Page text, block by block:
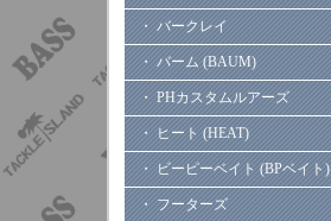
・ バークレイ
・ バーム (BAUM)
・ PHカスタムルアーズ
・ ヒート (HEAT)
・ ビーピーベイト (BPベイト)
・ フーターズ